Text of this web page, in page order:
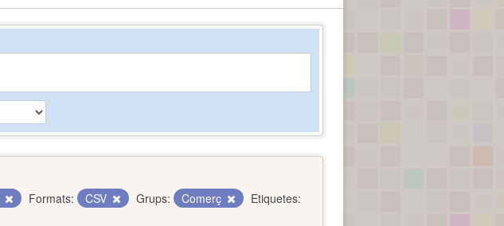
Formats: CSV Grups: Comerç
Etiquetes: